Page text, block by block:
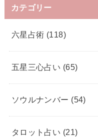
カテゴリー
六星占術 (118)
五星三心占い (65)
ソウルナンバー (54)
タロット占い (21)